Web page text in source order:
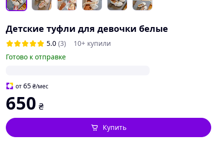
Детские туфли для девочки белые
5.0 (3)
10+ купили
Готово к отправке
от65₴/мес
650 ₴
Купить